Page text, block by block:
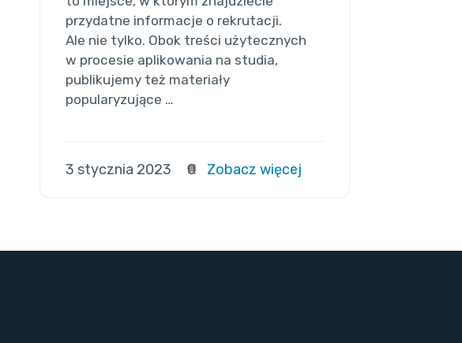
przydatne informacje o rekrutacji.
Ale nie tylko. Obok treści użytecznych
w procesie aplikowania na studia,
publikujemy też materiały
popularyzujące …
3 stycznia 2023 0 Zobacz więcej